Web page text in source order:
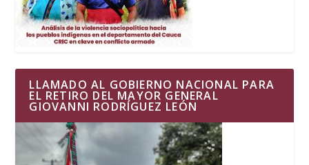
LLAMADO AL GOBIERNO NACIONAL PARA
EL RETIRO DEL MAYOR GENERAL
GIOVANNI RODRÍGUEZ LEÓN